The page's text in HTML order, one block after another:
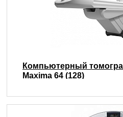
Компьютерный
Maxima 64 (128)